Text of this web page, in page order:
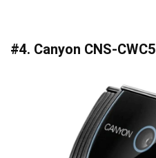
#4. Canyon CNS-CWC5